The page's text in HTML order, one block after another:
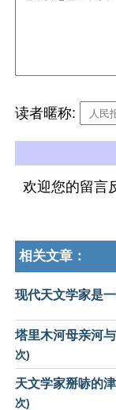
读者暱称:
欢迎您的留言
相关文章：
现代天文学家是
塔里木河母亲河
次)
天文学家掰哧的
次)